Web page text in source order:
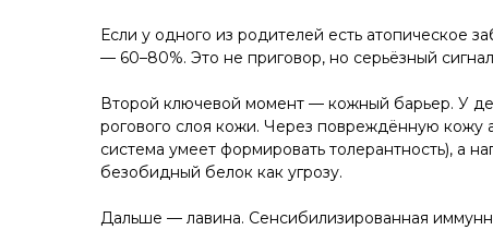
Если у одного из родителей есть атопическое
— 60–80%. Это не приговор, но серьёзный
Второй ключевой момент — кожный барьер. У
рогового слоя кожи. Через повреждённую
система умеет формировать толерантность), а
безобидный белок как угрозу.
Дальше — лавина. Сенсибилизированная